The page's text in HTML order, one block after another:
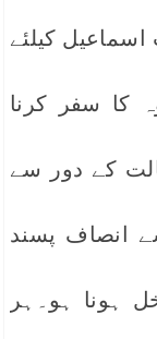
کیلئے
کا سفر کرنا
کے دور سے
انصاف پسند
ہونا ہو۔ہر